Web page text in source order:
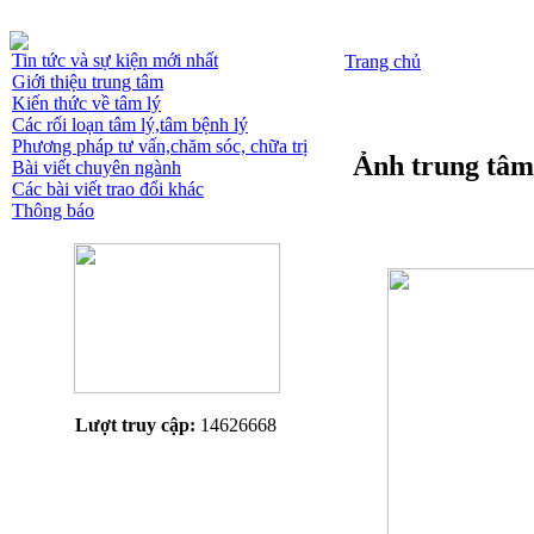
Tin tức và sự kiện mới nhất
Giới thiệu trung tâm
Kiến thức về tâm lý
Các rối loạn tâm lý,tâm bệnh lý
Phương pháp tư vấn,chăm sóc, chữa trị
Bài viết chuyên ngành
Các bài viết trao đổi khác
Thông báo
Lượt truy cập: 14626668
Trang chủ
Ảnh trung tâm